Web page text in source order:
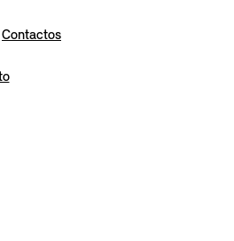
Contactos